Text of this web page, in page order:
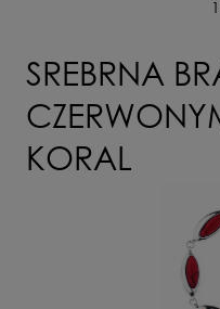
SREBRNA
KORAL